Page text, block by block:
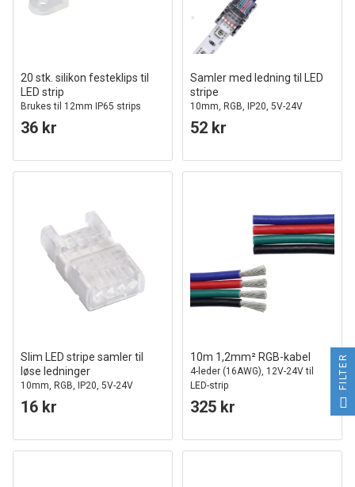
20 stk. silikon festeklips til
LED strip
Brukes til 12mm IP65 strips
36 kr
Samler med ledning til LED
stripe
10mm, RGB, IP20, 5V-24V
52 kr
Slim LED stripe samler til
løse ledninger
10mm, RGB, IP20, 5V-24V
16 kr
10m 1,2mm² RGB-kabel
4-leder (16AWG), 12V-24V til
LED-strip
325 kr
FILTER